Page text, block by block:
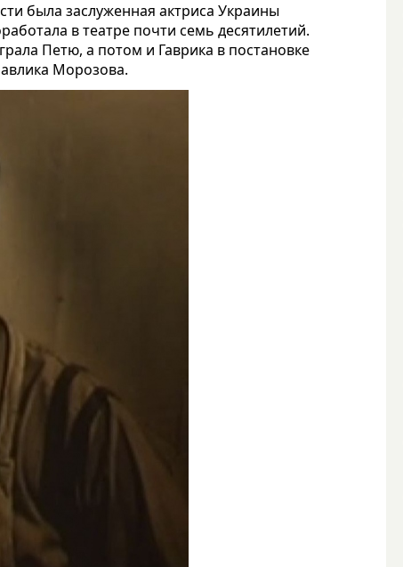
была заслуженная актриса Украины
в театре почти семь десятилетий.
Петю, а потом и Гаврика в постановке
Морозова.